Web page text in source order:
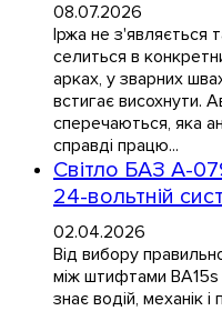
08.07.2026
Іржа не з'являється
селиться в
арках, у зварних
встигає висохнути.
сперечаються, яка
справді працю...
Світло БАЗ А-
24-вольтній
02.04.2026
Від вибору
між штифтами
знає водій, механік